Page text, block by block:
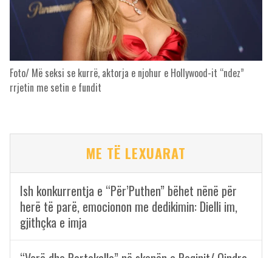
Foto/ Më seksi se kurrë, aktorja e njohur e Hollywood-it “ndez”
rrjetin me setin e fundit
ME TË LEXUARAT
Ish konkurrentja e “Për’Puthen” bëhet nënë për
herë të parë, emocionon me dedikimin: Dielli im,
gjithçka e imja